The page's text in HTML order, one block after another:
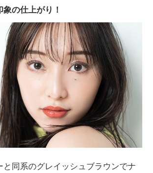
の仕上がり！
と同系のグレイッシュブラウンでナ